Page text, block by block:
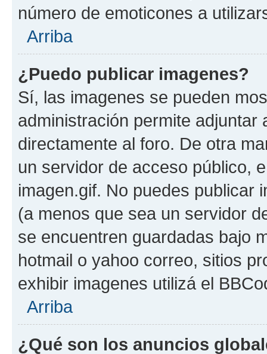
número de emoticones a
Arriba
¿Puedo publicar imagenes?
Sí, las imagenes se pueden
administración permite
directamente al foro. De otra
un servidor de acceso público,
imagen.gif. No puedes publicar
(a menos que sea un servidor
se encuentren guardadas bajo
hotmail o yahoo correo, sitios
exhibir imagenes utilizá el
Arriba
¿Qué son los anuncios